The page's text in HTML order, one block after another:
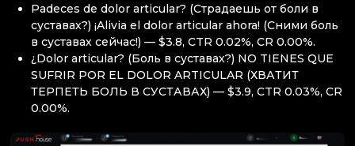
Padeces de dolor articular? (Страдаешь от боли в
суставах?) ¡Alivia el dolor articular ahora! (Сними боль
в суставах сейчас!) — $3.8, CTR 0.02%, CR 0.00%.
¿Dolor articular? (Боль в суставах?) NO TIENES QUE
SUFRIR POR EL DOLOR ARTICULAR (ХВАТИТ
ТЕРПЕТЬ БОЛЬ В СУСТАВАХ) — $3.9, CTR 0.03%, CR
0.00%.